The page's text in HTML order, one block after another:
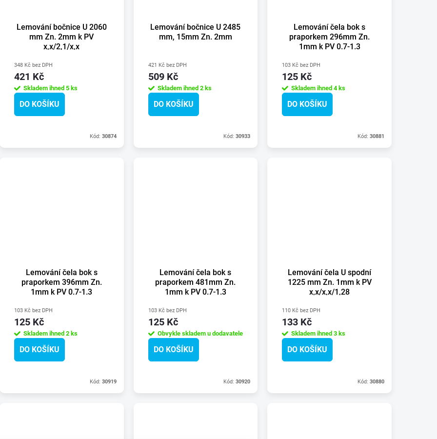
Lemování bočnice U 2060
mm Zn. 2mm k PV
x,x/2,1/x,x
348 Kč bez DPH
421 Kč
Skladem ihned 5 ks
DO KOŠÍKU
Kód: 30874
Lemování bočnice U 2485
mm, 15mm Zn. 2mm
421 Kč bez DPH
509 Kč
Skladem ihned 2 ks
DO KOŠÍKU
Kód:30933
Lemování čela bok s
praporkem 296mm Zn.
1mm k PV 0.7-1.3
103 Kč bez DPH
125 Kč
Skladem ihned4 ks
DO KOŠÍKU
Kód: 30881
Lemování čela bok s
praporkem 396mm Zn.
1mm k PV 0.7-1.3
100mm)
103 Kč bez DPH
125 Kč
Skladem ihned 2 ks
DO KOŠÍKU
Kód: 30919
Lemování čela bok s
praporkem 481mm Zn.
1mm k PV 0.7-1.3
500mm)
103 Kč bez DPH
125 Kč
Obvykle skladem u dodavatele
DO KOŠÍKU
Kód:30920
Lemování čela U spodní
1225 mm Zn. 1mm k PV
x,x/x,x/1,28
110 Kč bez DPH
133 Kč
Skladem ihned3 ks
DO KOŠÍKU
Kód: 30880